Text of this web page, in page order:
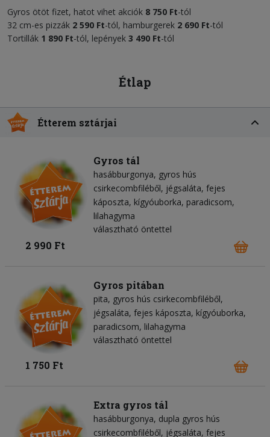
Gyros ötöt fizet, hatot vihet akciók 8 750 Ft-tól
32 cm-es pizzák 2 590 Ft-tól, hamburgerek 2 690 Ft-tól
Tortillák 1 890 Ft-tól, lepények 3 490 Ft-tól
Étlap
Étterem sztárjai
Gyros tál
hasábburgonya gyros hús
csirkecombfiléből jégsaláta fejes
káposzta kígyóuborka paradicsom
lilahagyma
választható öntettel
2 990 Ft
Gyros pitában
pita gyros hús csirkecombfiléből
jégsaláta fejes káposzta kígyóuborka
paradicsom lilahagyma
választható öntettel
1 750 Ft
Extra gyros tál
hasábburgonya dupla gyros hús
csirkecombfiléből jégsaláta fejes